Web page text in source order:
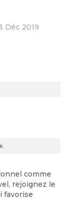
Déc 2019
comme
rejoignez le
favorise